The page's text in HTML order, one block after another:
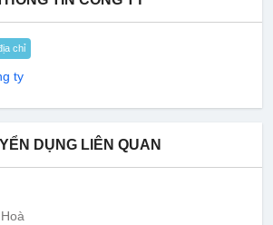
chỉ
ty
DỤNG LIÊN QUAN